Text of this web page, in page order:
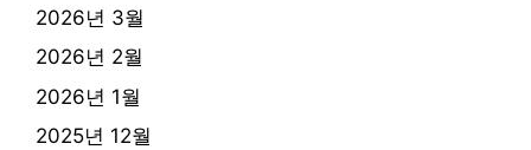
2026년 3월
2026년 2월
2026년 1월
2025년 12월